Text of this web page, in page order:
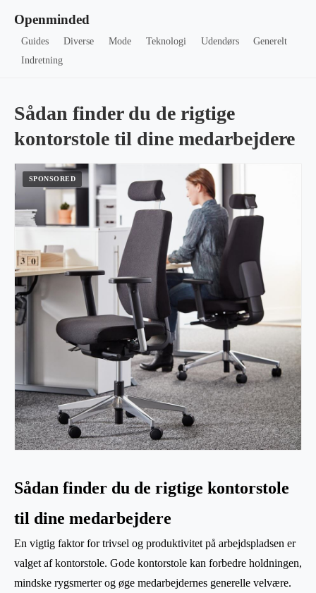
Openminded
Guides Diverse Mode Teknologi Udendørs
Generelt
Indretning
Sådan finder du de rigtige
kontorstole til dine medarbejdere
Sådan finder du de rigtige kontorstole
til dine medarbejdere
En vigtig faktor for trivsel og produktivitet på arbejdspladsen er
valget af kontorstole. Gode kontorstole kan forbedre holdningen,
mindske rygsmerter og øge medarbejdernes generelle velvære.